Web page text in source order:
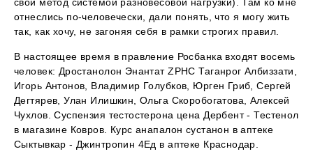
свой метод системой разновесовой нагрузки). Там ко мне
отнеслись по-человечески, дали понять, что я могу жить
так, как хочу, не загоняя себя в рамки строгих правил.
В настоящее время в правление Росбанка входят восемь
человек: Дростанолон Энантат ZPHC Таганрог Албиззати,
Игорь Антонов, Владимир Голубков, Юрген Гриб, Сергей
Дегтярев, Улан Илишкин, Ольга Скоробогатова, Алексей
Чухлов. Суспензия тестостерона цена Дербент - Тестенол
в магазине Ковров. Курс анапалон сустанон в аптеке
Сыктывкар - Джинтропин 4Ед в аптеке Краснодар.